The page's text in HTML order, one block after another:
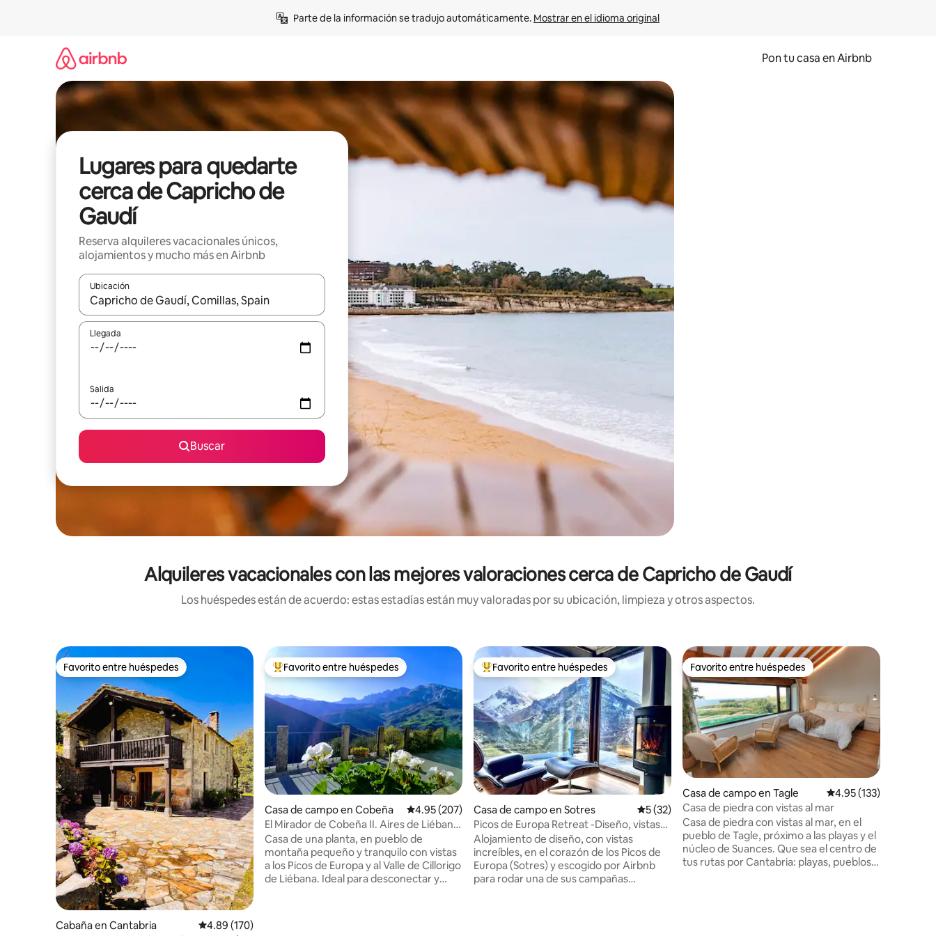
Parte de la información se tradujo automáticamente. Mostrar en el idioma original
Pon tu casa en Airbnb
Lugares para quedarte
cerca de Capricho de
Gaudí
Reserva alquileres vacacionales únicos,
alojamientos y mucho más en Airbnb
Ubicación
Cuando los resultados estén disponibles, navega con las teclas de flecha hacia arriba y hacia abajo o explora con el tacto o desliza el dedo.
Llegada
Salida
Buscar
Alquileres vacacionales con las mejores valoraciones cerca de Capricho de Gaudí
Los huéspedes están de acuerdo: estas estadías están muy valoradas por su ubicación, limpieza y otros aspectos.
Favorito entre huéspedes
Favorito entre huéspedes
Cabaña en Cantabria Calificación promedio: 4.89 de 5, 170 reseñas
4.89 (170)
Favorito entre huéspedes preferido
Favorito entre huéspedes
Casa de campo en Cobeña Calificación promedio: 4.95 de 5, 207 reseñas
4.95 (207)
El Mirador de Cobeña II. Aires de Liébana
en Picos
Casa de una planta, en pueblo de
montaña pequeño y tranquilo con vistas
a los Picos de Europa y al Valle de Cillorigo
de Liébana. Ideal para desconectar y
Favorito entre huéspedes preferido
Favorito entre huéspedes
Casa de campo en Sotres Calificación promedio: 5 de 5, 32 reseñas
5 (32)
Picos de Europa Retreat -Diseño, vistas
increíbles
Alojamiento de diseño, con vistas
increíbles, en el corazón de los Picos de
Europa (Sotres) y escogido por Airbnb
para rodar una de sus campañas
Favorito entre huéspedes
Favorito entre huéspedes
Casa de campo en Tagle Calificación promedio:
4.95 (133)
Casa de piedra con vistas al mar
Casa de piedra con vistas al mar, en el
pueblo de Tagle, próximo a las playas y el
núcleo de Suances. Que sea el centro de
tus rutas por Cantabria: playas, pueblos,